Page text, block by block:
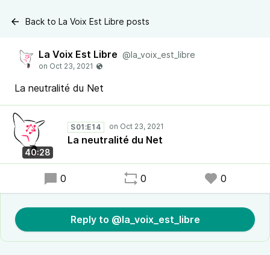
Back to La Voix Est Libre posts
La Voix Est Libre @la_voix_est_libre
La neutralité du Net
40:28
S01:E14
La neutralité du Net
0 0 0
Reply to @la_voix_est_libre